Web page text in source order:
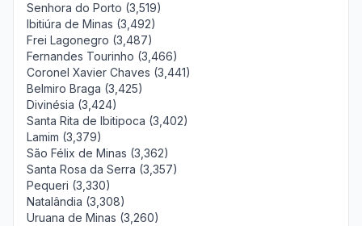
Senhora do Porto (3,519)
Ibitiúra de Minas (3,492)
Frei Lagonegro (3,487)
Fernandes Tourinho (3,466)
Coronel Xavier Chaves (3,441)
Belmiro Braga (3,425)
Divinésia (3,424)
Santa Rita de Ibitipoca (3,402)
Lamim (3,379)
São Félix de Minas (3,362)
Santa Rosa da Serra (3,357)
Pequeri (3,330)
Natalândia (3,308)
Uruana de Minas (3,260)